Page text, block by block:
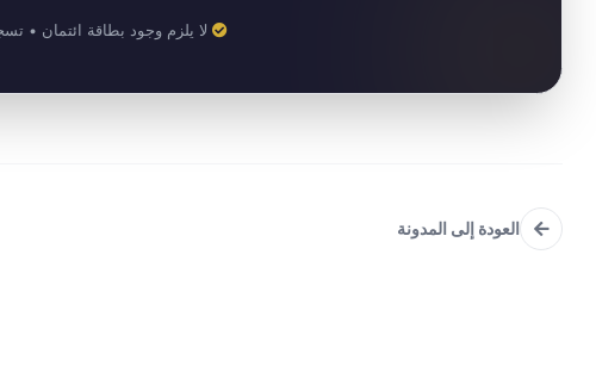
لا يلزم وجود بطاقة ائتمان •
العودة إلى المدونة